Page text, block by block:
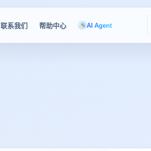
联系我们 帮助中心 AI Agent